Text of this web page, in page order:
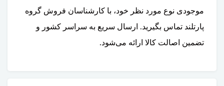
موجودی نوع مورد نظر خود، با کارشناسان فروش گروه
پارتلند تماس بگیرید. ارسال سریع به سراسر کشور و
تضمین اصالت کالا ارائه می‌شود.